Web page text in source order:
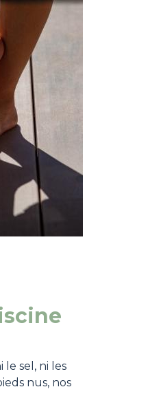
sel, ni les
nus, nos